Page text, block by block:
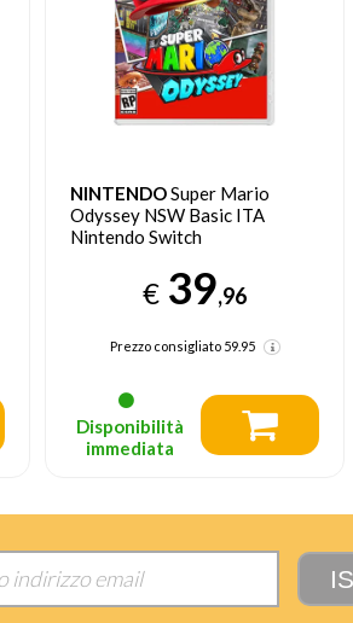
NINTENDOSuper Mario
Odyssey NSW Basic ITA
Nintendo Switch
€ 39,96
Prezzo consigliato59.95
Disponibilità
immediata